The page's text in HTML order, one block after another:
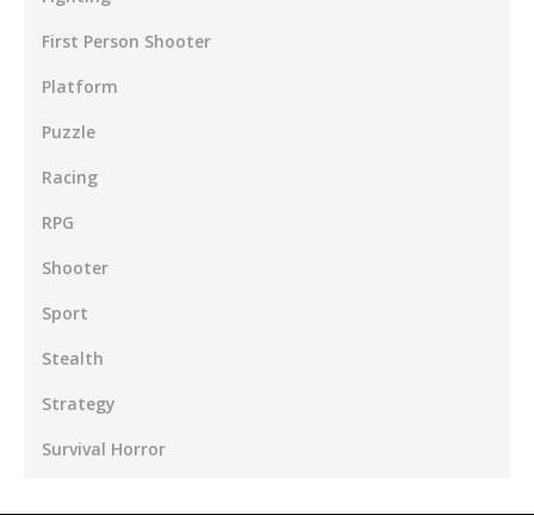
First Person Shooter
Platform
Puzzle
Racing
RPG
Shooter
Sport
Stealth
Strategy
Survival Horror